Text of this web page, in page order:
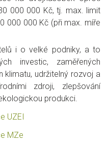
000 000 Kč, tj. max. limit
000 000 Kč (při max. míře
i o velké podniky, a to
investic, zaměřených
klimatu, udržitelný rozvoj a
zdroji, zlepšování
produkci.
UZEI
MZe